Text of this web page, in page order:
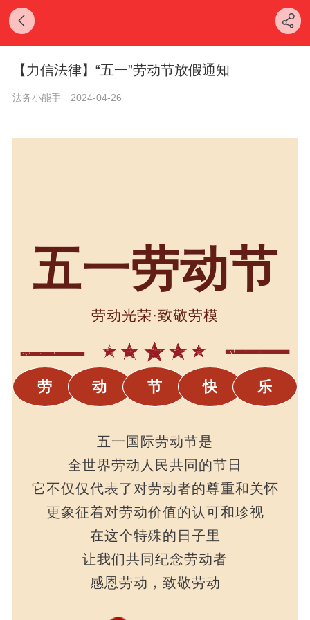
【力信法律】“五一”劳动节放假通知
法务小能手 2024-04-26
五一劳动节
劳动光荣·致敬劳模
劳 动 节 快 乐
五一国际劳动节是
全世界劳动人民共同的节日
它不仅仅代表了对劳动者的尊重和关怀
更象征着对劳动价值的认可和珍视
在这个特殊的日子里
让我们共同纪念劳动者
感恩劳动，致敬劳动